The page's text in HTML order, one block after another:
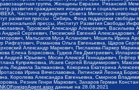
группа, Женщины Евразии, Рязанский
развития гражданских инициатив и социального
Частное учреждение Совета Министров северных
развития прессы - Сибирь, Фонд поддержки
прессы, Институт Развития Свободы
Туровский Александр Алексеевич,
Андрей Сергеевич, Писемский Евгений
Мальсагов Муса Асланович, Мошель Ирина
Рифгатович, Романова Ольга Евгеньевна, Щаров
Александр Маркович, Пислакова-Паркер
Елена Борисовна, Гудков Лев Дмитриевич,
Андрей Юрьевич, Мосин Алексей Геннадьевич,
Куприяновна, Исаев Сергей Владимирович,
Людмила Залмановна, Кокорина Екатерина
Ирина Вячеславовна, Литинский Леонид
Королева Александра Евгеньевна, Смирнов
Резник Генри Маркович, Захаров Герман
данные на 28.08.2021